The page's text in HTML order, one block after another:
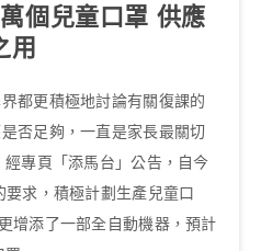
個兒童口罩 供應
用
都更積極地討論有關復課的
否足夠，一直是家長最關切
專頁「添馬台」公告，自今
求，積極計劃生產兒童口
增添了一部全自動機器，預計